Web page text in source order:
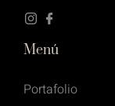
Menú
Portafolio